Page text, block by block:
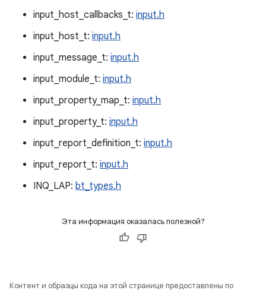
input_host_callbacks_t: input.h
input_host_t: input.h
input_message_t: input.h
input_module_t: input.h
input_property_map_t: input.h
input_property_t: input.h
input_report_definition_t: input.h
input_report_t: input.h
INQ_LAP: bt_types.h
Эта информация оказалась полезной?
Контент и образцы кода на этой странице предоставлены по